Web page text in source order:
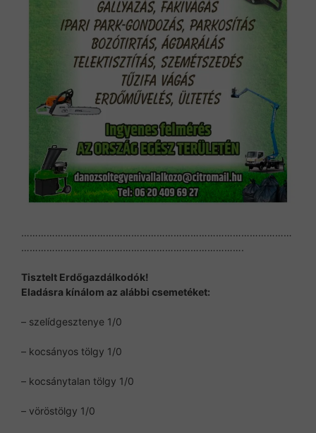
……………………………………………………………………………………
…………………………………………………………………….
Tisztelt Erdőgazdálkodók!
Eladásra kínálom az alábbi csemetéket:
– szelídgesztenye 1/0
– kocsányos tölgy 1/0
– kocsánytalan tölgy 1/0
– vöröstölgy 1/0